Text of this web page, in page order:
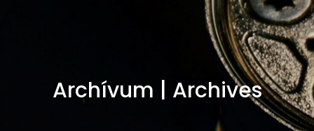
Archívum | Archives